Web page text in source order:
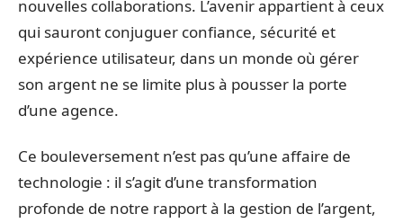
nouvelles collaborations. L’avenir appartient à ceux
qui sauront conjuguer confiance, sécurité et
expérience utilisateur, dans un monde où gérer
son argent ne se limite plus à pousser la porte
d’une agence.
Ce bouleversement n’est pas qu’une affaire de
technologie : il s’agit d’une transformation
profonde de notre rapport à la gestion de l’argent,